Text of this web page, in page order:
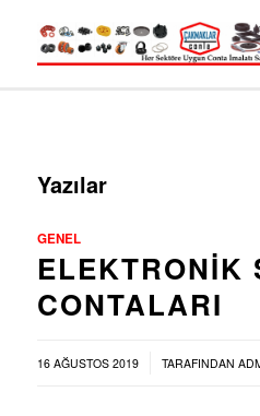
Yazılar
GENEL
ELEKTRONIK
CONTALARI
16 AĞUSTOS 2019 TARAFINDAN